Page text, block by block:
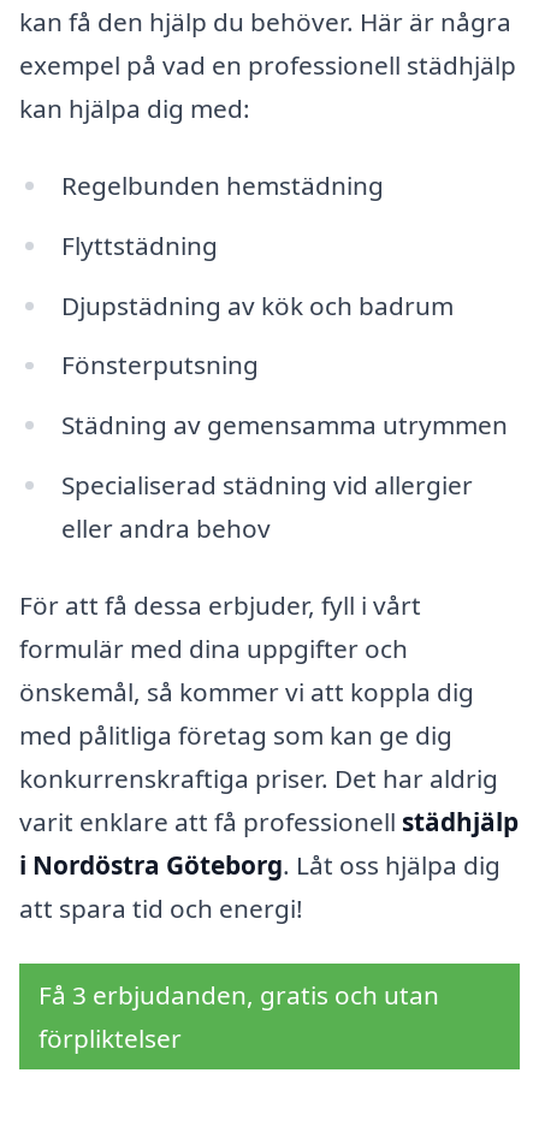
kan få den hjälp du behöver. Här är några
exempel på vad en professionell städhjälp
kan hjälpa dig med:
Regelbunden hemstädning
Flyttstädning
Djupstädning av kök och badrum
Fönsterputsning
Städning av gemensamma utrymmen
Specialiserad städning vid allergier
eller andra behov
För att få dessa erbjuder, fyll i vårt
formulär med dina uppgifter och
önskemål, så kommer vi att koppla dig
med pålitliga företag som kan ge dig
konkurrenskraftiga priser. Det har aldrig
varit enklare att få professionell städhjälp
i Nordöstra Göteborg. Låt oss hjälpa dig
att spara tid och energi!
Få 3 erbjudanden, gratis och utan
förpliktelser